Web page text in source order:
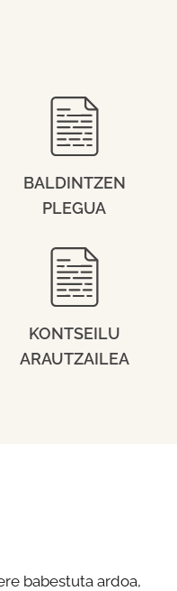
BALDINTZEN
PLEGUA
KONTSEILU
ARAUTZAILEA
babestuta ardoa,